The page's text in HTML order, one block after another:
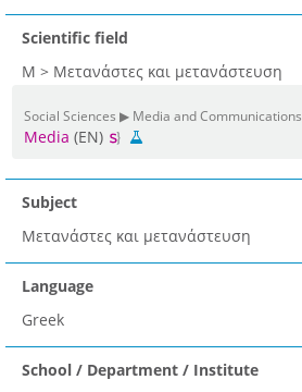
Scientific field
Μ > Μετανάστες και μετανάστευση
Social Sciences ▶ Media and Communications
Media (EN)
Subject
Μετανάστες και μετανάστευση
Language
Greek
School / Department / Institute